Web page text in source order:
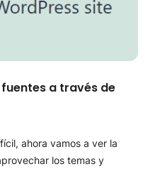
a través de
ahora vamos a ver la
los temas y